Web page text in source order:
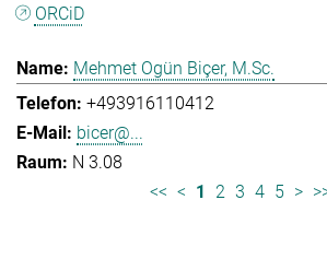
ORCiD
Mehmet Ogün Biçer, M.Sc.
+493916110412
bicer@...
N 3.08
<< < 1 2 3 4 5 >